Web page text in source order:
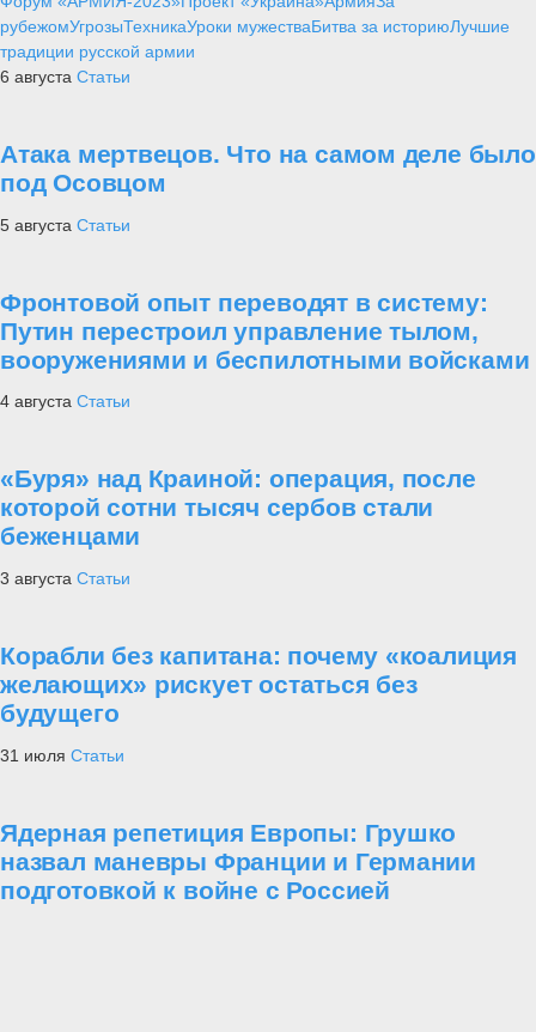
рубежомУгрозыТехникаУроки мужестваБитва за историюЛучшие
традиции русской армии
6 августа Статьи
Атака мертвецов. Что на самом деле было
под Осовцом
5 августа Статьи
Фронтовой опыт переводят в систему:
Путин перестроил управление тылом,
вооружениями и беспилотными войсками
4 августа Статьи
«Буря» над Краиной: операция, после
которой сотни тысяч сербов стали
беженцами
3 августа Статьи
Корабли без капитана: почему «коалиция
желающих» рискует остаться без
будущего
31 июля Статьи
Ядерная репетиция Европы: Грушко
назвал маневры Франции и Германии
подготовкой к войне с Россией